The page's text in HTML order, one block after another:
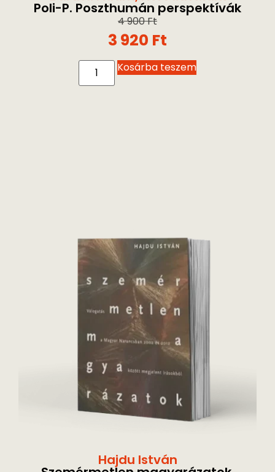
Poli-P. Poszthumán perspektívák
4 900Ft
3 920 Ft
Kosárba teszem
Hajdu István